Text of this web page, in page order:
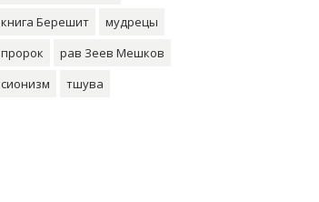
книга Берешит
мудрецы
пророк
рав Зеев Мешков
сионизм
тшува